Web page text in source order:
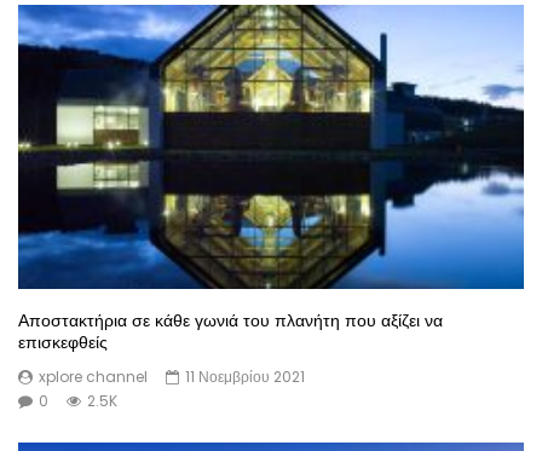
Αποστακτήρια σε κάθε γωνιά του πλανήτη που αξίζει να
επισκεφθείς
xplore channel
11 Νοεμβρίου 2021
0
2.5K